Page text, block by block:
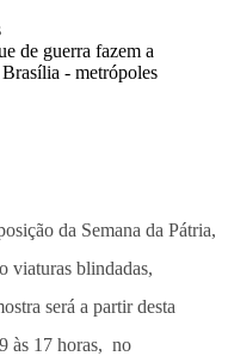
da Semana da Pátria,
viaturas blindadas,
será a partir desta
às 17 horas, no